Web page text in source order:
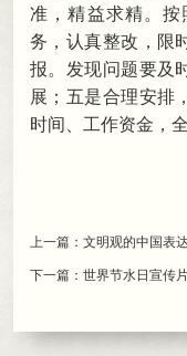
准，精益求精。按
务 ， 认真整改，限
报。 发现问题要及
展 ； 五是合理安排
时间、工作资金，
上一篇： 文明观的中国表
下一篇： 世界节水日宣传片